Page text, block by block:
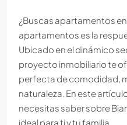
¿Buscas apartamentos
apartamentos es la
Ubicado en el dinámico
proyecto inmobiliario te
perfecta de comodidad,
naturaleza. En este
necesitas saber sobre
ideal para ti y tu familia.